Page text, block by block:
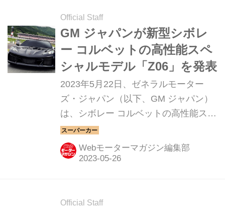
Official Staff
GM ジャパンが新型シボレ
ー コルベットの高性能スペ
シャルモデル「Z06」を発表
2023年5月22日、ゼネラルモーター
ズ・ジャパン（以下、GM ジャパン）
は、シボレー コルベットの高性能スペ
シャルモデル「Z06（ズィー オー シッ
クス）」を発表。販売台数が僅少のた
め抽選販売を予定しており、正式な販
Webモーターマガジン編集部
Official Staff